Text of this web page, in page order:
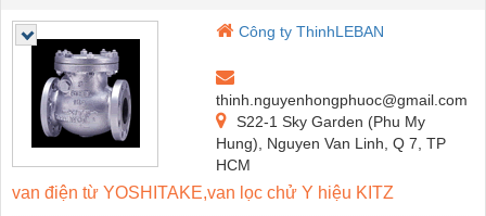
Công ty ThinhLEBAN
thinh.nguyenhongphuoc@gmail.com
S22-1 Sky Garden (Phu My
Hung), Nguyen Van Linh, Q 7, TP
HCM
van điện từ YOSHITAKE,van lọc chử Y hiệu KITZ